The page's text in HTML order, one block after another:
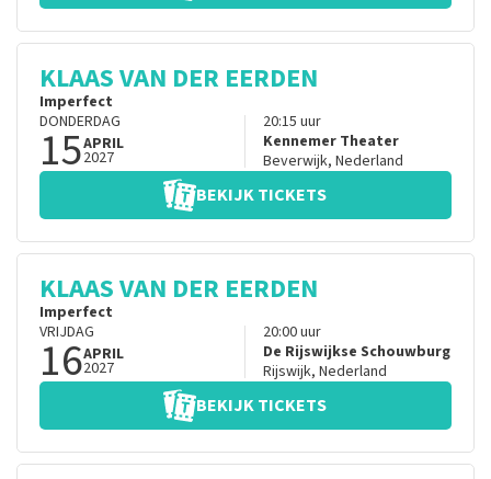
KLAAS VAN DER EERDEN
Imperfect
DONDERDAG
15APRIL
2027
20:15 uur
Kennemer Theater
Beverwijk, Nederland
BEKIJK TICKETS
KLAAS VAN DER EERDEN
Imperfect
VRIJDAG
16APRIL
2027
20:00uur
De Rijswijkse Schouwburg
Rijswijk, Nederland
BEKIJK TICKETS